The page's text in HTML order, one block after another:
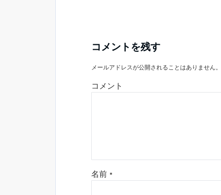
コメントを残す
メールアドレスが公開されることはありません。
コメント
名前 *